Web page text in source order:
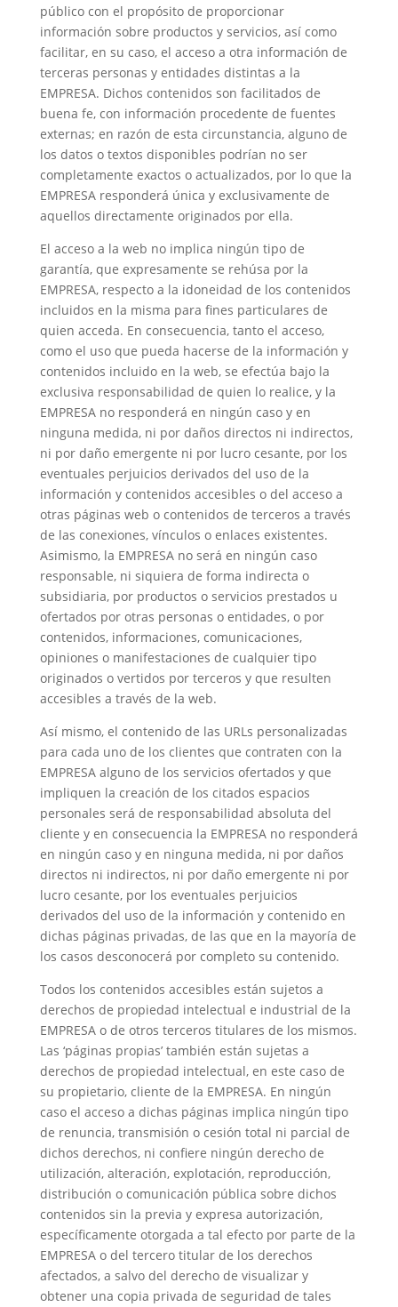
público con el propósito de proporcionar
información sobre productos y servicios, así como
facilitar, en su caso, el acceso a otra información de
terceras personas y entidades distintas a la
EMPRESA. Dichos contenidos son facilitados de
buena fe, con información procedente de fuentes
externas; en razón de esta circunstancia, alguno de
los datos o textos disponibles podrían no ser
completamente exactos o actualizados, por lo que la
EMPRESA responderá única y exclusivamente de
aquellos directamente originados por ella.
El acceso a la web no implica ningún tipo de
garantía, que expresamente se rehúsa por la
EMPRESA, respecto a la idoneidad de los contenidos
incluidos en la misma para fines particulares de
quien acceda. En consecuencia, tanto el acceso,
como el uso que pueda hacerse de la información y
contenidos incluido en la web, se efectúa bajo la
exclusiva responsabilidad de quien lo realice, y la
EMPRESA no responderá en ningún caso y en
ninguna medida, ni por daños directos ni indirectos,
ni por daño emergente ni por lucro cesante, por los
eventuales perjuicios derivados del uso de la
información y contenidos accesibles o del acceso a
otras páginas web o contenidos de terceros a través
de las conexiones, vínculos o enlaces existentes.
Asimismo, la EMPRESA no será en ningún caso
responsable, ni siquiera de forma indirecta o
subsidiaria, por productos o servicios prestados u
ofertados por otras personas o entidades, o por
contenidos, informaciones, comunicaciones,
opiniones o manifestaciones de cualquier tipo
originados o vertidos por terceros y que resulten
accesibles a través de la web.
Así mismo, el contenido de las URLs personalizadas
para cada uno de los clientes que contraten con la
EMPRESA alguno de los servicios ofertados y que
impliquen la creación de los citados espacios
personales será de responsabilidad absoluta del
cliente y en consecuencia la EMPRESA no responderá
en ningún caso y en ninguna medida, ni por daños
directos ni indirectos, ni por daño emergente ni por
lucro cesante, por los eventuales perjuicios
derivados del uso de la información y contenido en
dichas páginas privadas, de las que en la mayoría de
los casos desconocerá por completo su contenido.
Todos los contenidos accesibles están sujetos a
derechos de propiedad intelectual e industrial de la
EMPRESA o de otros terceros titulares de los mismos.
Las ‘páginas propias’ también están sujetas a
derechos de propiedad intelectual, en este caso de
su propietario, cliente de la EMPRESA. En ningún
caso el acceso a dichas páginas implica ningún tipo
de renuncia, transmisión o cesión total ni parcial de
dichos derechos, ni confiere ningún derecho de
utilización, alteración, explotación, reproducción,
distribución o comunicación pública sobre dichos
contenidos sin la previa y expresa autorización,
específicamente otorgada a tal efecto por parte de la
EMPRESA o del tercero titular de los derechos
afectados, a salvo del derecho de visualizar y
obtener una copia privada de seguridad de tales